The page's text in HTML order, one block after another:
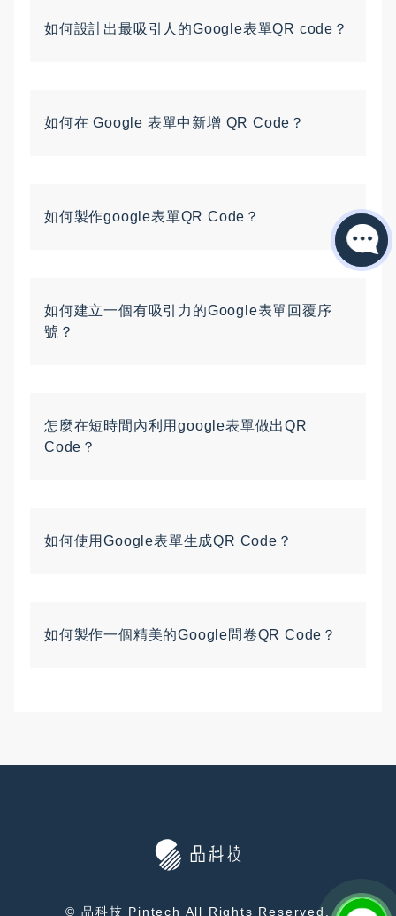
如何設計出最吸引人的Google表單QR code？
如何在 Google 表單中新增 QR Code？
如何製作google表單QR Code？
如何建立一個有吸引力的Google表單回覆序
號？
怎麼在短時間內利用google表單做出QR
Code？
如何使用Google表單生成QR Code？
如何製作一個精美的Google問卷QR Code？
© 品科技 Pintech All Rights Reserved.